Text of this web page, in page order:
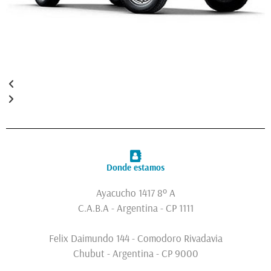
Donde estamos
Ayacucho 1417 8º A
C.A.B.A - Argentina - CP 1111
Felix Daimundo 144 - Comodoro Rivadavia
Chubut - Argentina - CP 9000